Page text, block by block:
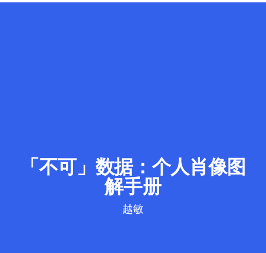
「不可」数据：个人肖像图
解手册
越敏